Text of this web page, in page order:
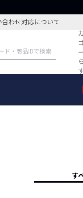
わせ対応について
す